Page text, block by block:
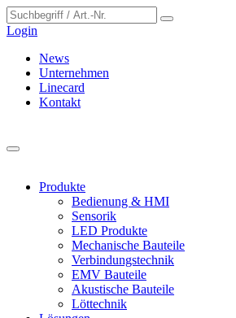
Login
News
Unternehmen
Linecard
Kontakt
Produkte
Bedienung & HMI
Sensorik
LED Produkte
Mechanische Bauteile
Verbindungstechnik
EMV Bauteile
Akustische Bauteile
Löttechnik
Cookie-Einstellungen